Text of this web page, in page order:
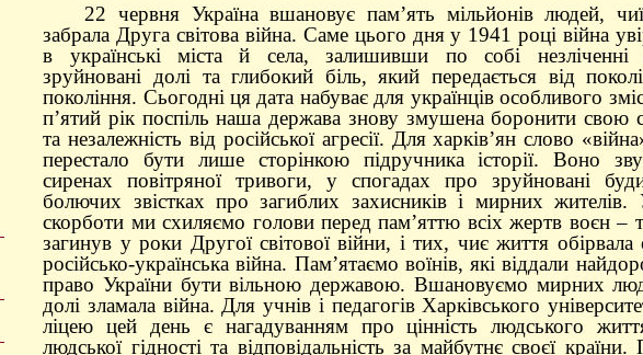
22 червня Україна вшановує пам’ять мільйонів людей,
забрала Друга світова війна. Саме цього дня у 1941 році війна
в українські міста й села, залишивши по собі незліченні
зруйновані долі та глибокий біль, який передається від
покоління. Сьогодні ця дата набуває для українців особливого
п’ятий рік поспіль наша держава знову змушена боронити свою
та незалежність від російської агресії. Для харків’ян слово
перестало бути лише сторінкою підручника історії. Воно
сиренах повітряної тривоги, у спогадах про зруйновані
болючих звістках про загиблих захисників і мирних
скорботи ми схиляємо голови перед пам’яттю всіх жертв воєн –
загинув у роки Другої світової війни, і тих, чиє життя обірвала
російсько-українська війна. Пам’ятаємо воїнів, які віддали
право України бути вільною державою. Вшановуємо мирних
долі зламала війна. Для учнів і педагогів Харківського
ліцею цей день є нагадуванням про цінність людського
людської гідності та відповідальність за майбутнє своєї країни.